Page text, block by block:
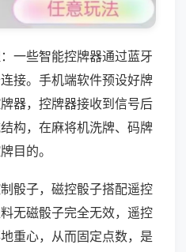
一些智能控牌器通过蓝牙
接。手机端软件预设好牌
器，控牌器接收到信号后
构，在麻将机洗牌、码牌
目的。
骰子，磁控骰子搭配遥控
无磁骰子完全无效，遥控
重心，从而固定点数，是